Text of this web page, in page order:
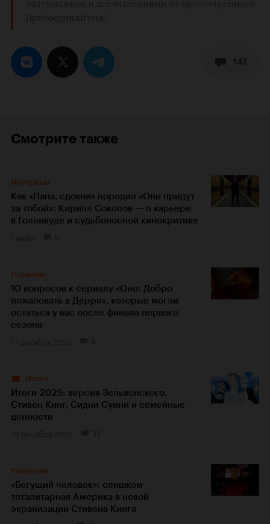
Смотрите также
Интервью
Как «Папа, сдохни» породил «Они придут
за тобой»: Кирилл Соколов — о карьере
в Голливуде и судьбоносной кинокритике
Сериалы
10 вопросов к сериалу «Оно: Добро
пожаловать в Дерри», которые могли
остаться у вас после финала первого
сезона
Итоги
Итоги-2025: версия Зельвенского.
Стивен Кинг, Сидни Суини и семейные
ценности
Рецензии
«Бегущий человек»: слишком
тоталитарная Америка в новой
экранизации Стивена Кинга